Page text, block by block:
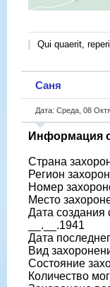
Qui quaerit,
Саня
Дата: Среда, 08
Информация
Страна
Регион
Номер
Место
Дата создания
__.__.1941
Дата
Вид
Состояние
Количество